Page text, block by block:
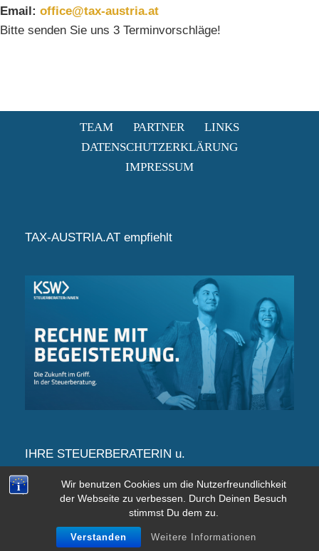
Wir benutzen Cookies um die Nutzerfreundlichkeit
der Webseite zu verbessen. Durch Deinen Besuch
stimmst Du dem zu.
Verstanden Weitere Informationen
Email: office@tax-austria.at
Bitte senden Sie uns 3 Terminvorschläge!
TEAM PARTNER
LINKS
DATENSCHUTZERKLÄRUNG
IMPRESSUM
TAX-AUSTRIA.AT empfiehlt
IHRE STEUERBERATERIN u.
WIRTSCHAFTSTREUHÄNDERIN informiert Sie
laufend – FOLGEN SIE UNS!